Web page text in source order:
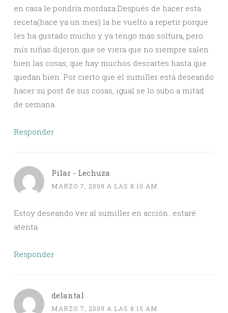
en casa le pondría mordaza.Después de hacer esta
receta(hace ya un mes) la he vuelto a repetir porque
les ha gustado mucho y ya tengo más soltura, pero
mís niñas dijeron que se viera que no siempre salen
bien las cosas, que hay muchos descartes hasta que
quedan bien. Por cierto que el sumiller está deseando
hacer su post de sus cosas, igual se lo subo a mitad
de semana.
Responder
Pilar - Lechuza
MARZO 7, 2009 A LAS 8:10 AM
Estoy deseando ver al sumiller en acción…estaré
atenta.
Responder
delantal
MARZO 7, 2009 A LAS 8:15 AM